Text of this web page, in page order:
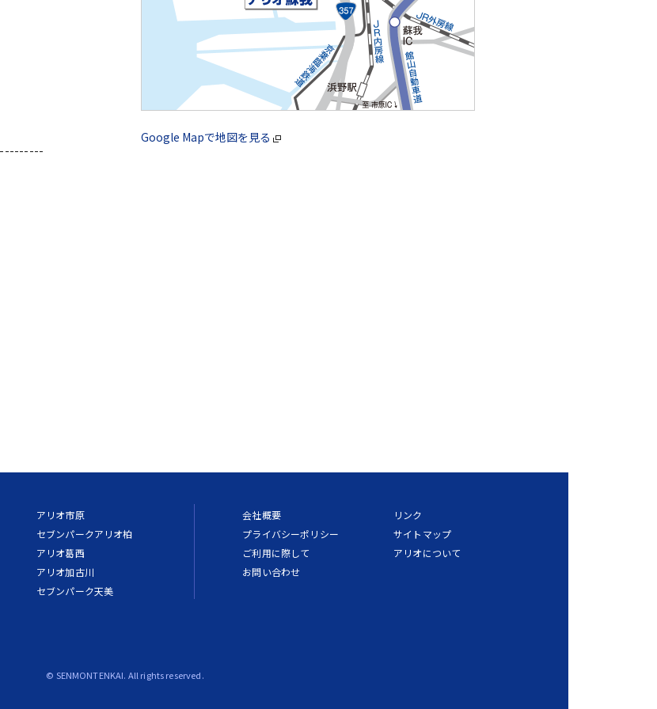
Google Mapで地図を見る
アリオ市原
セブンパークアリオ柏
アリオ葛西
アリオ加古川
セブンパーク天美
会社概要
プライバシーポリシー
ご利用に際して
お問い合わせ
リンク
サイトマップ
アリオについて
© SENMONTENKAI. All rights reserved.